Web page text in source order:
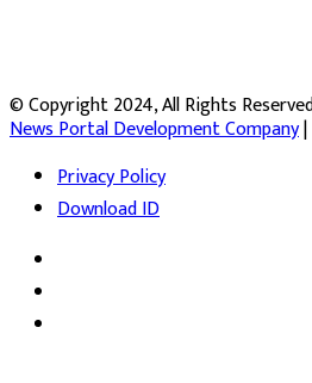
© Copyright 2024, All Rights
News Portal Development Company|
Privacy Policy
Download ID